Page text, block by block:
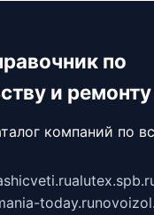
по
и ремонту
компаний по
today.ru